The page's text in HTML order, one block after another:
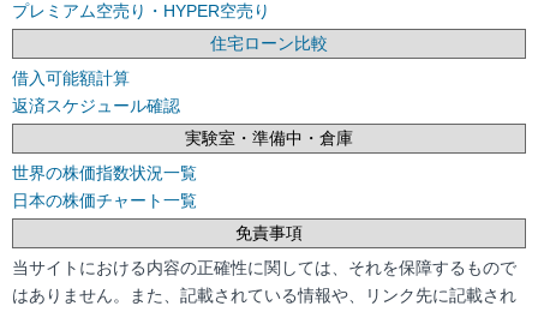
プレミアム空売り・HYPER空売り
住宅ローン比較
借入可能額計算
返済スケジュール確認
実験室・準備中・倉庫
世界の株価指数状況一覧
日本の株価チャート一覧
免責事項
当サイトにおける内容の正確性に関しては、それを保障するもので
はありません。また、記載されている情報や、リンク先に記載され